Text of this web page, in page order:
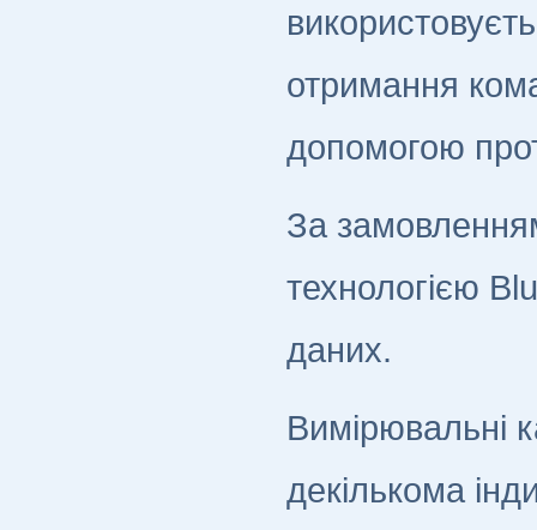
отримання
допомогою
За
технологією
даних.
Вимірювальні
декількома